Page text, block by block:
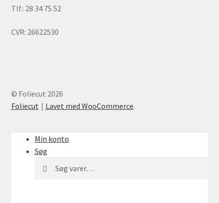
Tlf.: 28 34 75 52
CVR: 26622530
© Foliecut 2026
Foliecut
Lavet med WooCommerce.
Min konto
Søg